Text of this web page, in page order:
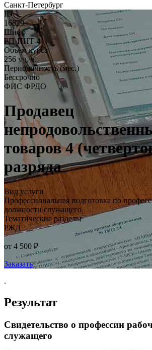
Санкт-Петербург
ID
16829
Шифр
РП-ПНТ-4
Объём курса
256 уч. ч.
Периодичность (мес.)
Бессрочно
ФИС ФРДО
Продавец
товаров 4
разряда
Вид услуги
Профессиональная подготовка по
должности служащего
Тематические разделы
РЖД
от 4 500 ₽
Заказать
.
Результат
Свидетельство о профессии
служащего